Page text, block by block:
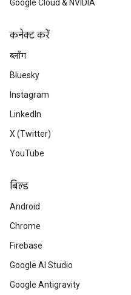
Google Cloud & NVIDIA
कनेक्ट करें
ब्लॉग
Bluesky
Instagram
LinkedIn
X (Twitter)
YouTube
बिल्ड
Android
Chrome
Firebase
Google AI Studio
Google Antigravity